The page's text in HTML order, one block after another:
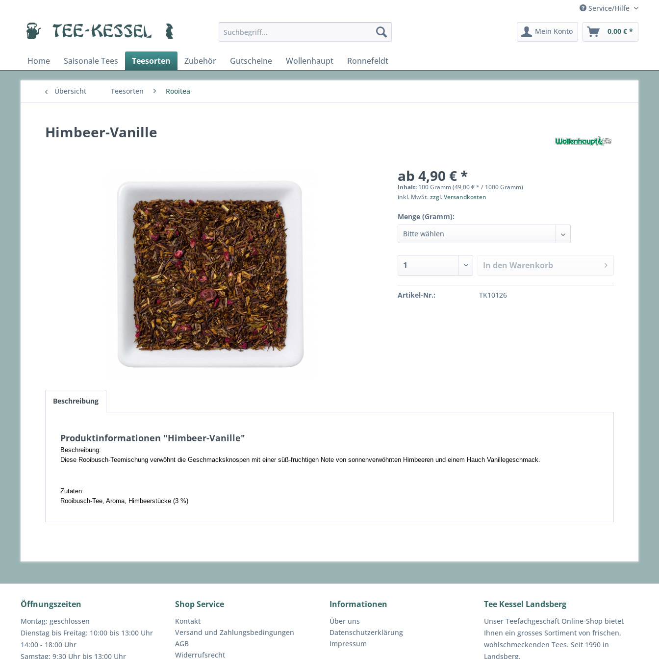
Service/Hilfe
Mein Konto 0,00 € *
Home Saisonale Tees Teesorten Zubehör Gutscheine Wollenhaupt Ronnefeldt
Übersicht Teesorten Rooitea
Himbeer-Vanille
ab 4,90 € *
Inhalt: 100 Gramm (49,00 € * / 1000 Gramm)
inkl. MwSt.zzgl. Versandkosten
Menge (Gramm):
In den Warenkorb
Artikel-Nr.: TK10126
Beschreibung
Produktinformationen "Himbeer-Vanille"
Beschreibung:
Diese Rooibusch-Teemischung verwöhnt die Geschmacksknospen mit einer süß-fruchtigen Note von sonnenverwöhnten Himbeeren und einem Hauch Vanillegeschmack.
Zutaten:
Rooibusch-Tee, Aroma, Himbeerstücke (3 %)
Öffnungszeiten
Montag: geschlossen
Dienstag bis Freitag: 10:00 bis 13:00 Uhr
14:00 - 18:00 Uhr
Samstag: 9:30 Uhr bis 13:00 Uhr
Shop Service
Kontakt
Versand und Zahlungsbedingungen
AGB
Widerrufsrecht
Informationen
Über uns
Datenschutzerklärung
Impressum
Tee Kessel Landsberg
Unser Teefachgeschäft Online-Shop bietet
Ihnen ein grosses Sortiment von frischen,
wohlschmeckenden Tees. Seit 1990 in
Landsberg.